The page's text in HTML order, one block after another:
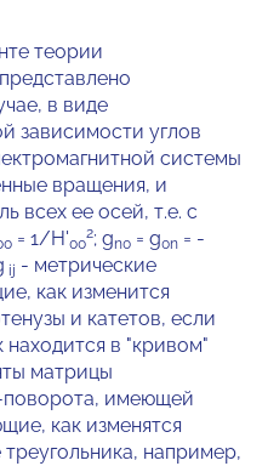
теории
в виде
зависимости углов
системы
вращения, и
всех ее осей, т.е. с
= 1/H'00
2; gn0 = g0n = -
ij - метрические
как изменится
и катетов, если
находится в "кривом"
матрицы
имеющей
как изменятся
например,